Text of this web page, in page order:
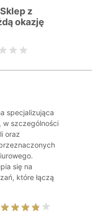
z
okazję
specjalizująca
w szczególności
oraz
się na
które łączą